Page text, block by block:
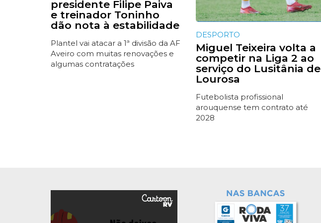
presidente Filipe Paiva
e treinador Toninho
dão nota à estabilidade
Plantel vai atacar a 1ª divisão da AF
Aveiro com muitas renovações e
algumas contratações
DESPORTO
Miguel Teixeira volta a
competir na Liga 2 ao
serviço do Lusitânia de
Lourosa
Futebolista profissional
arouquense tem contrato até
2028